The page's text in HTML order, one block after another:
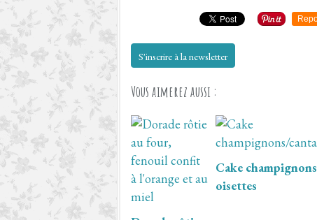
S'inscrire à la newsletter
Vous aimerez aussi :
Cake
oisettes